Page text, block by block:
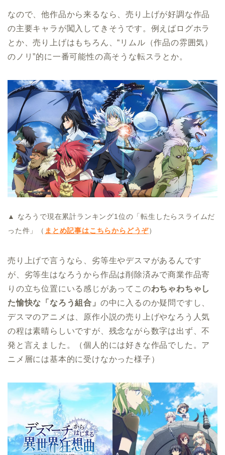
なので、他作品から来るなら、売り上げが好調な作品
の主要キャラが闖入してきそうです。例えばログホラ
とか、売り上げはもちろん、“リムル（作品の雰囲気）
のノリ”的に一番可能性の高そうな転スラとか。
▲ なろうで現在累計ランキング1位の「転生したらスライムだ
った件」（ まとめ記事はこちらからどうぞ）
売り上げで言うなら、劣等生やデスマがあるんです
が、劣等生はなろうから作品は削除済みで商業作品寄
りの立ち位置にいる感じがあってこのわちゃわちゃし
た愉快な「なろう組合」 の中に入るのか疑問ですし、
デスマのアニメは、原作小説の売り上げやなろう人気
の程は素晴らしいですが、残念ながら数字は出ず、不
発と言えました。（個人的には好きな作品でした。ア
ニメ層には基本的に受けなかった様子）